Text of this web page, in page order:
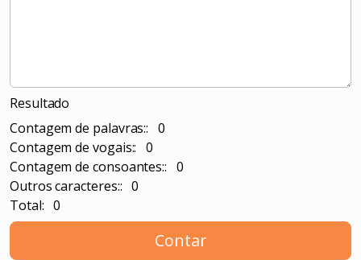
Resultado
Contagem de palavras:: 0
Contagem de vogais:: 0
Contagem de consoantes:: 0
Outros caracteres:: 0
Total: 0
Contar